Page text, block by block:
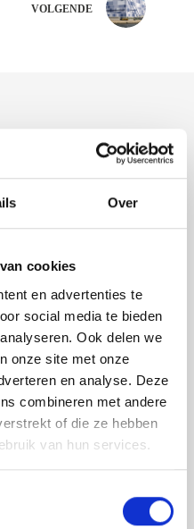
Over
cookies
en advertenties te
social media te bieden
Ook delen we
onze site met onze
en analyse. Deze
combineren met andere
of die ze hebben
van hun services.
VOLGENDE